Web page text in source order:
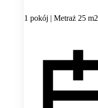
1 pokój | Metraż 25 m2